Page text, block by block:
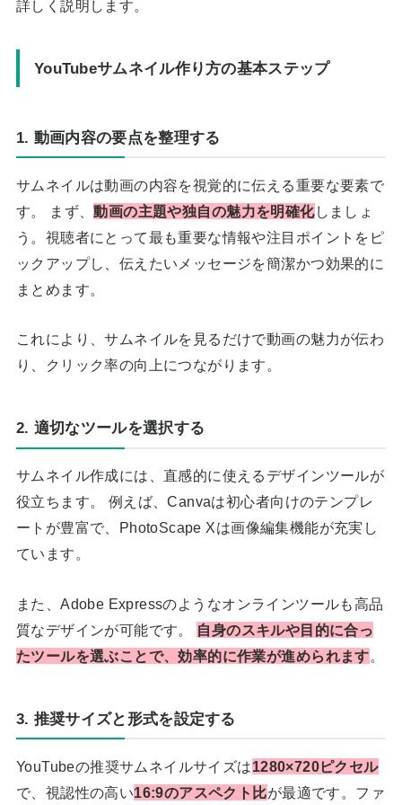
詳しく説明します。
YouTubeサムネイル作り方の基本ステップ
1. 動画内容の要点を整理する
サムネイルは動画の内容を視覚的に伝える重要な要素で
す。 まず、動画の主題や独自の魅力を明確化しましょ
う。視聴者にとって最も重要な情報や注目ポイントをピ
ックアップし、伝えたいメッセージを簡潔かつ効果的に
まとめます。
これにより、サムネイルを見るだけで動画の魅力が伝わ
り、クリック率の向上につながります。
2. 適切なツールを選択する
サムネイル作成には、直感的に使えるデザインツールが
役立ちます。 例えば、Canvaは初心者向けのテンプレ
ートが豊富で、PhotoScape Xは画像編集機能が充実し
ています。
また、Adobe Expressのようなオンラインツールも高品
質なデザインが可能です。 自身のスキルや目的に合っ
たツールを選ぶことで、効率的に作業が進められます
3. 推奨サイズと形式を設定する
YouTubeの推奨サムネイルサイズは1280×720ピクセル
で、視認性の高い16:9のアスペクト比が最適です。ファ